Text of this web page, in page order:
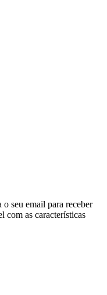
seu email para receber
com as características